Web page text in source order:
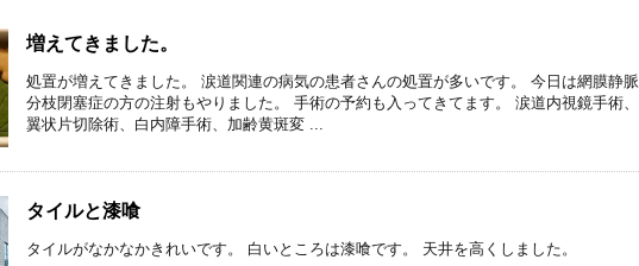
増えてきました。
処置が増えてきました。 涙道関連の病気の患者さんの処置が多いです。 今日は網膜静脈
分枝閉塞症の方の注射もやりました。 手術の予約も入ってきてます。 涙道内視鏡手術、
翼状片切除術、白内障手術、加齢黄斑変 ...
タイルと漆喰
タイルがなかなかきれいです。 白いところは漆喰です。 天井を高くしました。